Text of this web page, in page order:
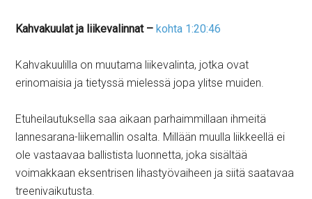
Kahvakuulat ja liikevalinnat –kohta 1:20:46
Kahvakuulilla on muutama liikevalinta, jotka ovat
erinomaisia ja tietyssä mielessä jopa ylitse muiden.
Etuheilautuksella saa aikaan parhaimmillaan ihmeitä
lannesarana-liikemallin osalta. Millään muulla liikkeellä ei
ole vastaavaa ballistista luonnetta, joka sisältää
voimakkaan eksentrisen lihastyövaiheen ja siitä saatavaa
treenivaikutusta.